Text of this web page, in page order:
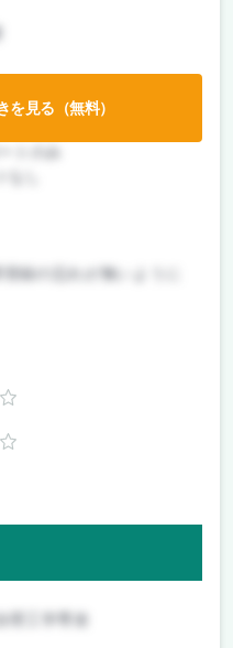
録の忘れが無いように
を見る（無料）